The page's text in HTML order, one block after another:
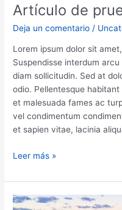
Artículo de
Deja un comentario /
Lorem ipsum dolor sit
Suspendisse interdum
diam sollicitudin. Sed at
odio. Pellentesque
et malesuada fames ac
vel condimentum
et sapien vitae, lacinia
Artículo
prueba
#5
Leer más »